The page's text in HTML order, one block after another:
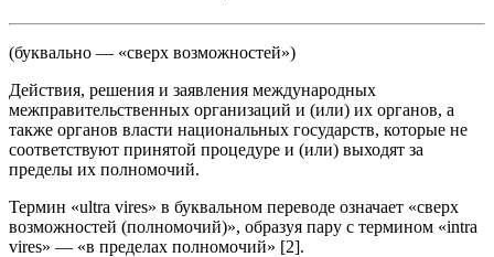
(буквально — «сверх возможностей»)
Действия, решения и заявления международных
межправительственных организаций и (или) их органов, а
также органов власти национальных государств, которые не
соответствуют принятой процедуре и (или) выходят за
пределы их полномочий.
Термин «ultra vires» в буквальном переводе означает «сверх
возможностей (полномочий)», образуя пару с термином «intra
vires» — «в пределах полномочий» [2].